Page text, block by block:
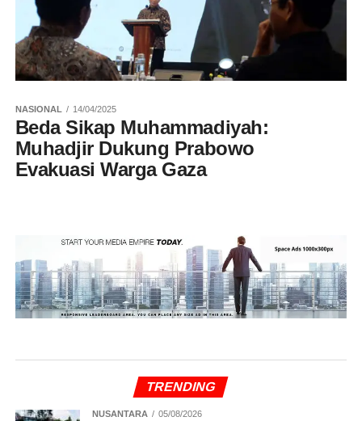
NASIONAL 14/04/2025
Beda Sikap Muhammadiyah:
Muhadjir Dukung Prabowo
Evakuasi Warga Gaza
TRENDING
NUSANTARA 05/08/2026